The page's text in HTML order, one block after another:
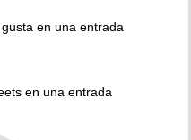
en una entrada
en una entrada